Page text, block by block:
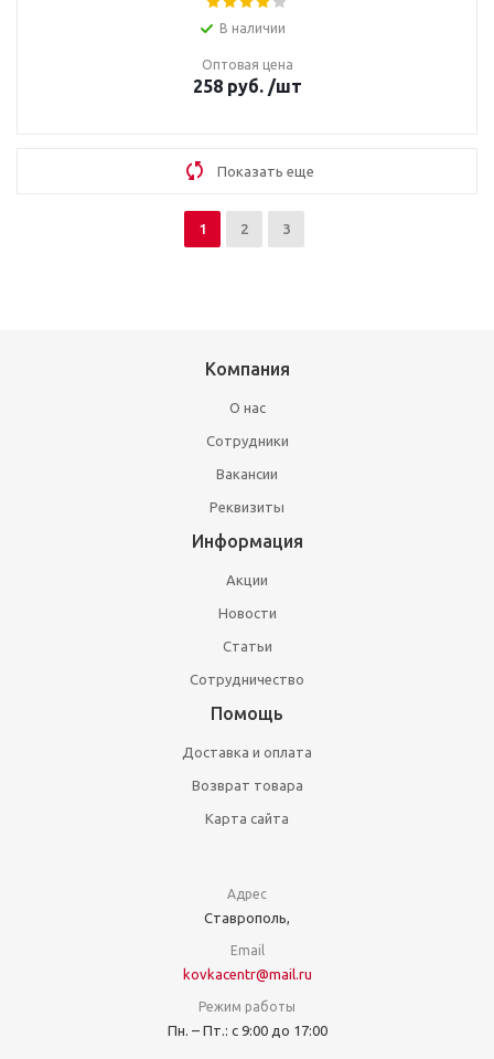
В наличии
Оптовая цена
258 руб. /шт
Показать еще
1 2 3
Компания
О нас
Сотрудники
Вакансии
Реквизиты
Информация
Акции
Новости
Статьи
Сотрудничество
Помощь
Доставка и оплата
Возврат товара
Карта сайта
Адрес
Ставрополь,
Email
kovkacentr@mail.ru
Режим работы
Пн. – Пт.: с 9:00 до 17:00